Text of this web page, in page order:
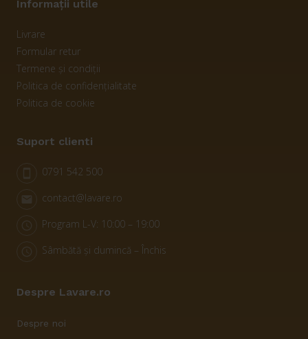
Informații utile
Livrare
Formular retur
Termene și condiții
Politica de confidențialitate
Politica de cookie
Suport clienti
0791 542 500
contact@lavare.ro
Program L-V: 10:00 – 19:00
Sâmbătă și dumincă – Închis
Despre Lavare.ro
Despre noi